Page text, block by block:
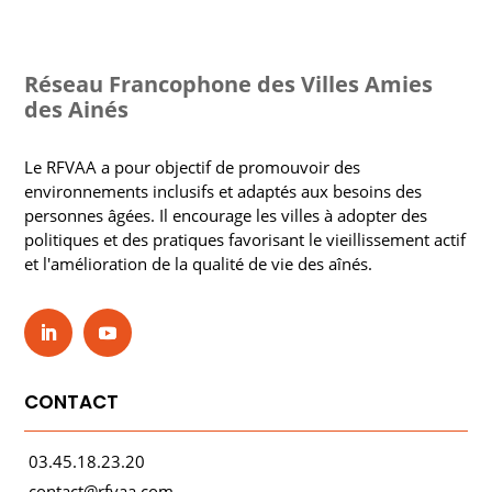
Réseau Francophone des Villes Amies
des Ainés
Le RFVAA a pour objectif de promouvoir des
environnements inclusifs et adaptés aux besoins des
personnes âgées. Il encourage les villes à adopter des
politiques et des pratiques favorisant le vieillissement actif
et l'amélioration de la qualité de vie des aînés.
CONTACT
03.45.18.23.20